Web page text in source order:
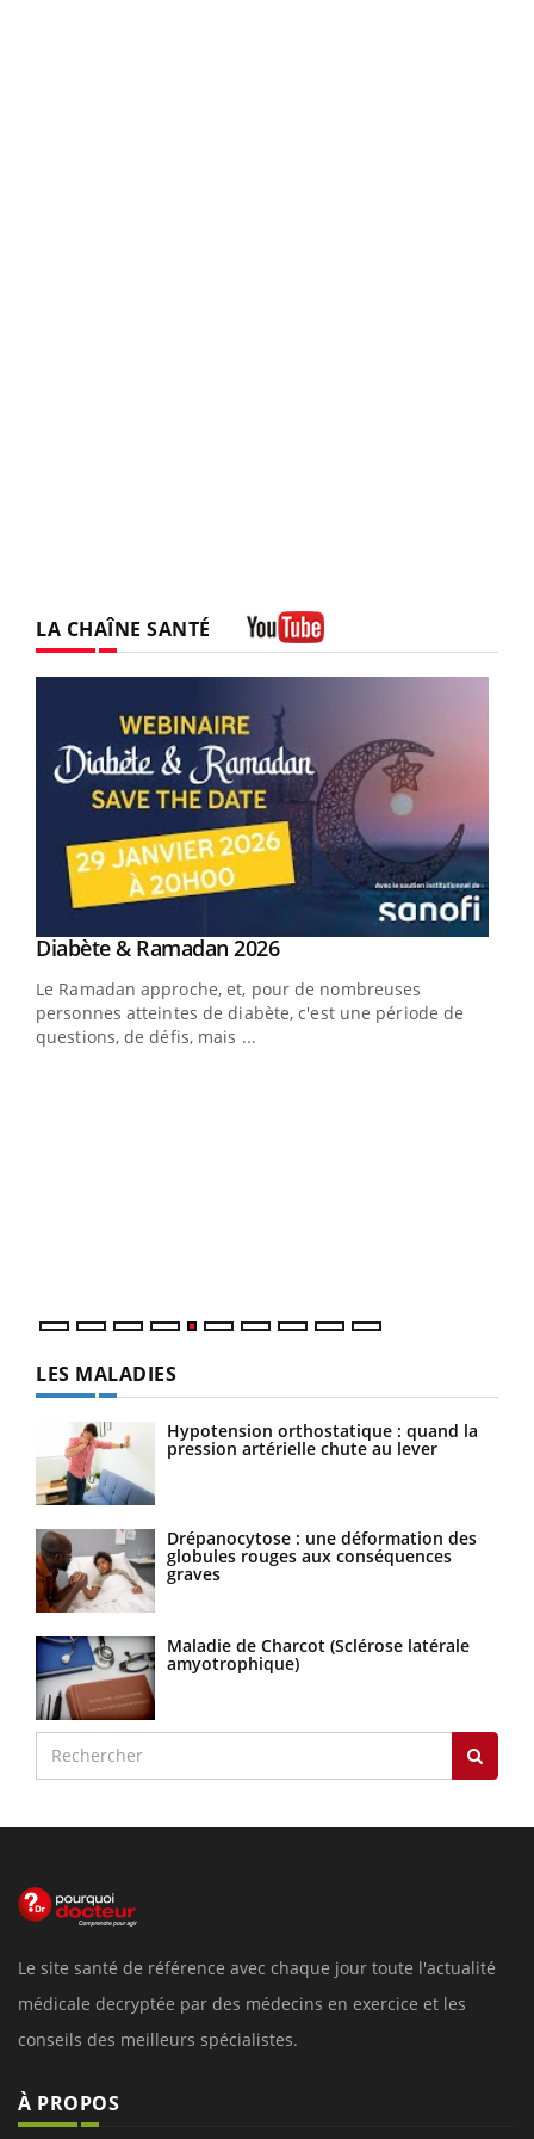
LA CHAÎNE SANTÉ
Youtube
Diabète & Ramadan 2026Youtube
Le Ramadan approche, et, pour de nombreuses
personnes atteintes de diabète, c'est une période de
questions, de défis, mais ...
LES MALADIES
Hypotension orthostatique : quand la
pression artérielle chute au lever
Drépanocytose : une déformation des
globules rouges aux conséquences
graves
Maladie de Charcot (Sclérose latérale
amyotrophique)
Le site santé de référence avec chaque jour toute l'actualité
médicale decryptée par des médecins en exercice et les
conseils des meilleurs spécialistes.
À PROPOS